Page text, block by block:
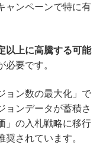
ャンペーンで特に有
以上に高騰する可能
要です。
ョン数の最大化」で
ョンデータが蓄積さ
」の入札戦略に移行
されています。